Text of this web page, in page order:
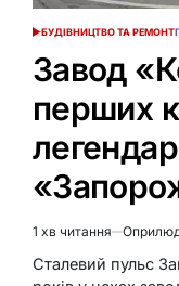
ОПУБЛІКУВАТИ
БУДІВНИЦТВО ТА РЕМОНТ
Завод
перших
Орієнтовний
час
читання
1 хв читання
Сталевий пульс